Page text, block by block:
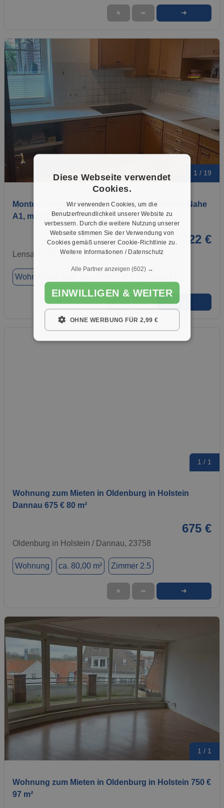
★ ➦ ➜
1 / 19
MonteurZimmer, MonteurWohnung in Damlos Nahe
A1, max.4 Pers.
22 €
Lensahn, 23738
Wohnen auf Zeit
★ ➦
1 / 1
Wohnung zum Mieten in Oldenburg in Holstein
Dannau 675 € 80 m²
675 €
Oldenburg in Holstein / Dannau, 23758
Wohnung ca. 80,00 m² Zimmer 2.5
★ ➦ ➜
1 / 1
Wohnung zum Mieten in Oldenburg in Holstein 750 €
97 m²
Diese Webseite verwendet
Cookies.
Wir verwenden Cookies, um die
Benutzerfreundlichkeit unserer Website zu
verbessern. Durch die weitere Nutzung unserer
Webseite stimmen Sie der Verwendung von
Cookies gemäß unserer Cookie-Richtlinie zu.
Weitere Informationen / Datenschutz
Alle Partner anzeigen (602) →
EINWILLIGEN & WEITER
OHNE WERBUNG FÜR 2,99 €